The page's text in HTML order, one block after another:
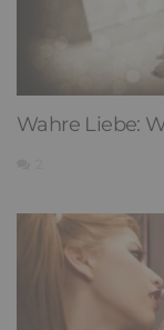
Wahre Liebe: